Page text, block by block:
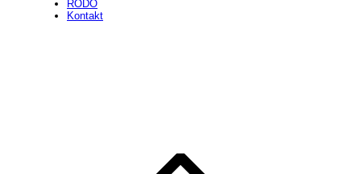
RODO
Kontakt